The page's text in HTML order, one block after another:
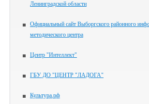
Ленинградской области
Официальный сайт Выборгского районного
методического центра
Центр "Интеллект"
ГБУ ДО "ЦЕНТР "ЛАДОГА"
Культура.рф